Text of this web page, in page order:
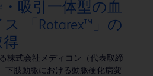
吸引一体型の血
「Rotarex™」の
得
株式会社メディコン（代表取締
下肢動脈における動脈硬化病変